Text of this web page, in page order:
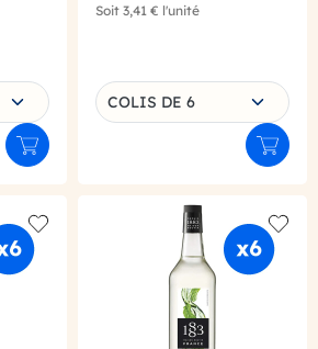
Ajouter au panier
Soit 3,41 € l'unité
Choisissez une déclinaison
COLIS DE 6
Add to wishlist Add